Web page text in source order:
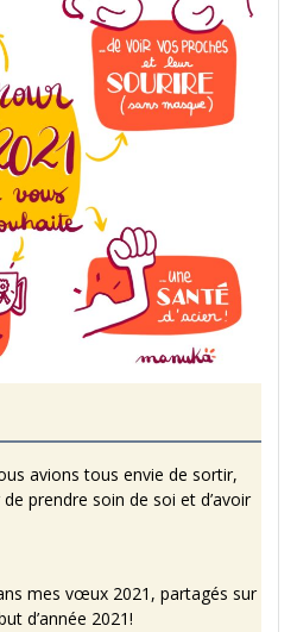
avions tous envie de sortir,
prendre soin de soi et d’avoir
mes vœux 2021, partagés sur
d’année 2021!